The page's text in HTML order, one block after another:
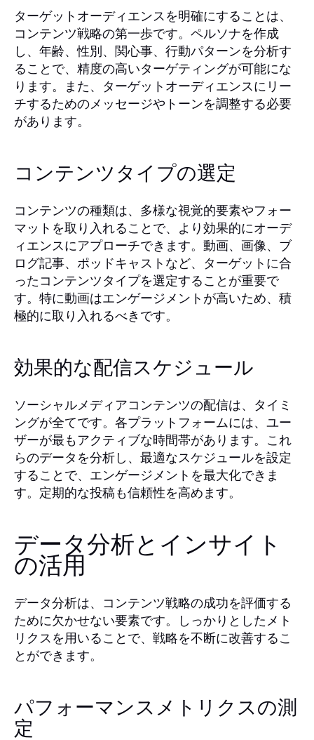
ターゲットオーディエンスを明確にすることは、
コンテンツ戦略の第一歩です。ペルソナを作成
し、年齢、性別、関心事、行動パターンを分析す
ることで、精度の高いターゲティングが可能にな
ります。また、ターゲットオーディエンスにリー
チするためのメッセージやトーンを調整する必要
があります。
コンテンツタイプの選定
コンテンツの種類は、多様な視覚的要素やフォー
マットを取り入れることで、より効果的にオーデ
ィエンスにアプローチできます。動画、画像、ブ
ログ記事、ポッドキャストなど、ターゲットに合
ったコンテンツタイプを選定することが重要で
す。特に動画はエンゲージメントが高いため、積
極的に取り入れるべきです。
効果的な配信スケジュール
ソーシャルメディアコンテンツの配信は、タイミ
ングが全てです。各プラットフォームには、ユー
ザーが最もアクティブな時間帯があります。これ
らのデータを分析し、最適なスケジュールを設定
することで、エンゲージメントを最大化できま
す。定期的な投稿も信頼性を高めます。
データ分析とインサイト
の活用
データ分析は、コンテンツ戦略の成功を評価する
ために欠かせない要素です。しっかりとしたメト
リクスを用いることで、戦略を不断に改善するこ
とができます。
パフォーマンスメトリクスの測
定